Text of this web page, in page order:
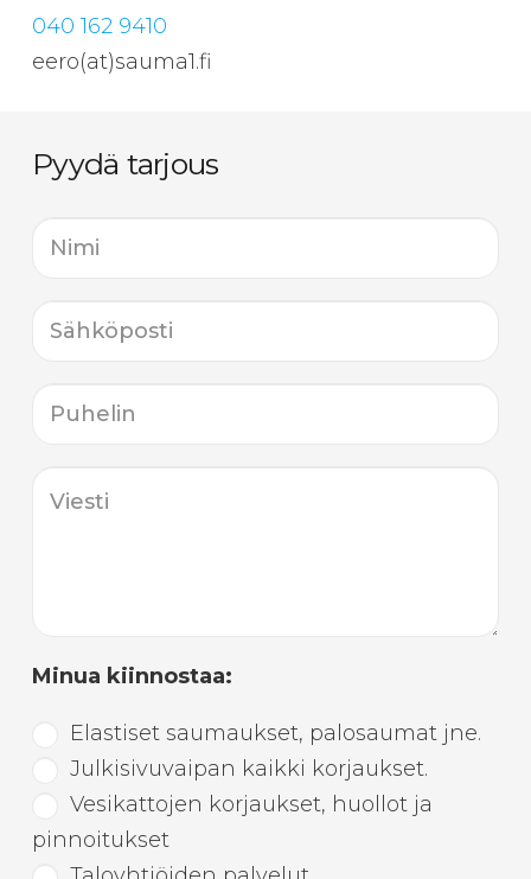
040 162 9410
eero(at)sauma1.fi
Pyydä tarjous
Minua kiinnostaa:
Elastiset saumaukset, palosaumat jne.
Julkisivuvaipan kaikki korjaukset.
Vesikattojen korjaukset, huollot ja
pinnoitukset